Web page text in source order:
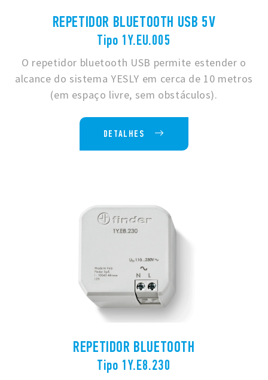
REPETIDOR BLUETOOTH USB 5V
Tipo 1Y.EU.005
O repetidor bluetooth USB permite estender o
alcance do sistema YESLY em cerca de 10 metros
(em espaço livre, sem obstáculos).
DETALHES
REPETIDOR BLUETOOTH
Tipo 1Y.E8.230